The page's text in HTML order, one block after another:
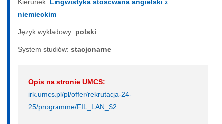
Kierunek: Lingwistyka stosowana angielski z
niemieckim
Język wykładowy: polski
System studiów: sta­cjo­nar­ne
Opis na stronie UMCS:
irk.umcs.pl/pl/offer/rekrutacja-24-
25/programme/FIL_LAN_S2